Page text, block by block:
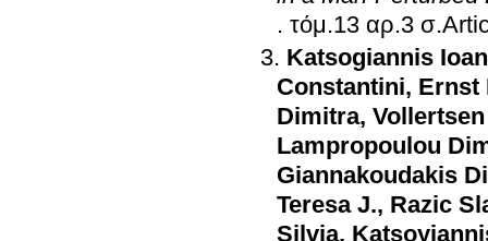
.
τόμ.13
Katsogiannis
Constantini, Ernst
Dimitra,
Lampropoulou
Giannakoudakis
Teresa J., Razic
Silvia,